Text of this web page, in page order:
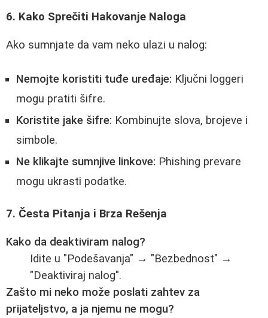
6. Kako Sprečiti Hakovanje Naloga
Ako sumnjate da vam neko ulazi u nalog:
Nemojte koristiti tuđe uređaje: Ključni loggeri
mogu pratiti šifre.
Koristite jake šifre: Kombinujte slova, brojeve i
simbole.
Ne klikajte sumnjive linkove: Phishing prevare
mogu ukrasti podatke.
7. Česta Pitanja i Brza Rešenja
Kako da deaktiviram nalog?
Idite u "Podešavanja" → "Bezbednost" →
"Deaktiviraj nalog".
Zašto mi neko može poslati zahtev za
prijateljstvo, a ja njemu ne mogu?